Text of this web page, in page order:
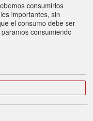
consumirlos
importantes, sin
el consumo debe ser
consumiendo